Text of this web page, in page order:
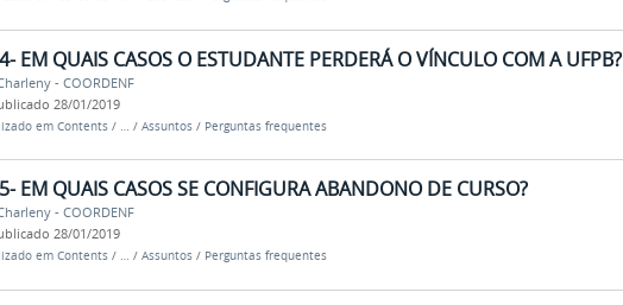
4- EM QUAIS CASOS O ESTUDANTE PERDERÁ O VÍNCULO COM A UFPB?
- COORDENF
28/01/2019
em Contents / / Assuntos / Perguntas frequentes
5- EM QUAIS CASOS SE CONFIGURA ABANDONO DE CURSO?
- COORDENF
28/01/2019
em Contents / … / Assuntos / Perguntas frequentes